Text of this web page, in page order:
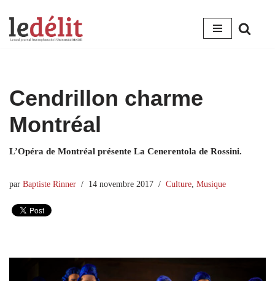
Aller
Cendrillon charme
Montréal
L’Opéra de Montréal présente La Cenerentola de Rossini.
par Baptiste Rinner 14 novembre 2017 Culture Musique